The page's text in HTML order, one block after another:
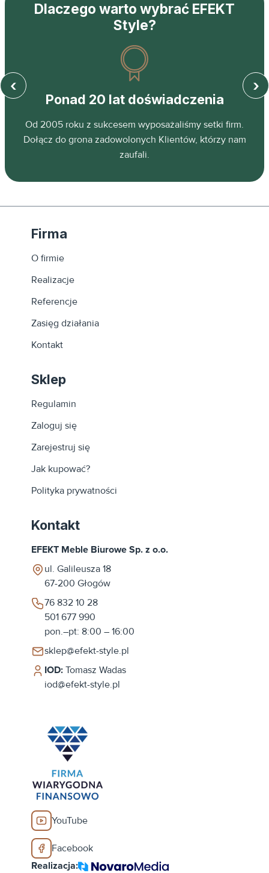
Dlaczego warto wybrać EFEKT
Style?
Ponad 20 lat doświadczenia
Od 2005 roku z sukcesem wyposażaliśmy setki firm.
Dołącz do grona zadowolonych Klientów, którzy nam
zaufali.
‹ ›
Firma
O firmie
Realizacje
Referencje
Zasięg działania
Kontakt
Sklep
Regulamin
Zaloguj się
Zarejestruj się
Jak kupować?
Polityka prywatności
Kontakt
EFEKT Meble Biurowe Sp. z o.o.
ul. Galileusza 18
67-200 Głogów
76 832 10 28
501 677 990
pon.–pt: 8:00 – 16:00
sklep@efekt-style.pl
IOD: Tomasz Wadas
iod@efekt-style.pl
YouTube
Facebook
Realizacja: